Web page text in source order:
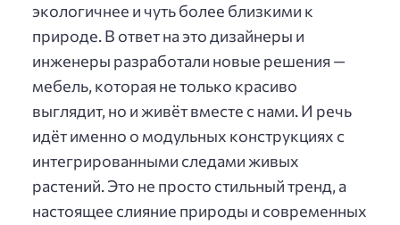
экологичнее и чуть более близкими к
природе. В ответ на это дизайнеры и
инженеры разработали новые решения —
мебель, которая не только красиво
выглядит, но и живёт вместе с нами. И речь
идёт именно о модульных конструкциях с
интегрированными следами живых
растений. Это не просто стильный тренд, а
настоящее слияние природы и современных